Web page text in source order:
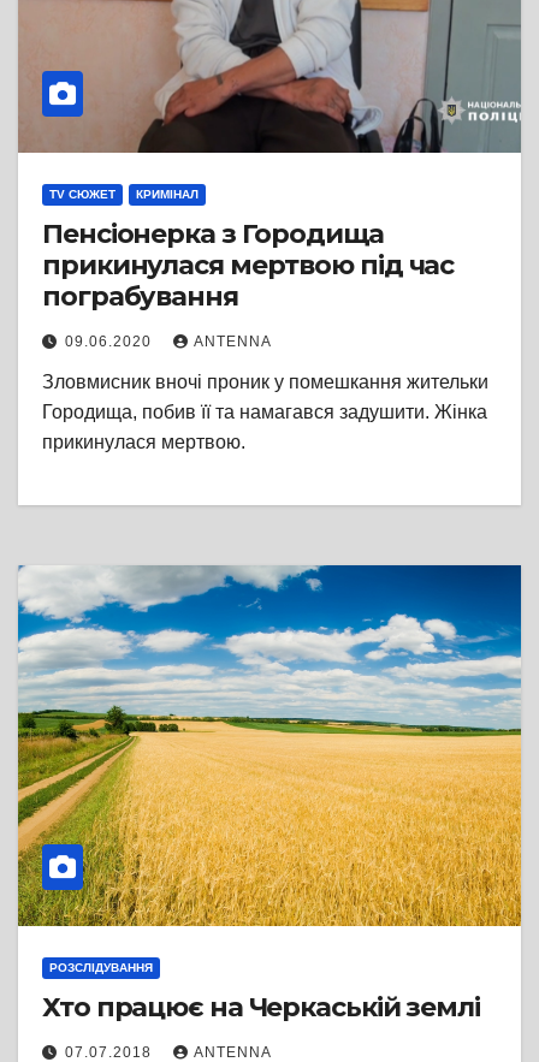
TV СЮЖЕТ КРИМІНАЛ
Пенсіонерка з Городища
прикинулася мертвою під час
пограбування
09.06.2020 ANTENNA
Зловмисник вночі проник у помешкання жительки
Городища, побив її та намагався задушити. Жінка
прикинулася мертвою.
РОЗСЛІДУВАННЯ
Хто працює на Черкаській землі
07.07.2018 ANTENNA